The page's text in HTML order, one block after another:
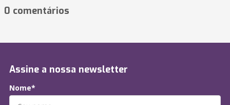
0 comentários
Assine a nossa newsletter
Nome*